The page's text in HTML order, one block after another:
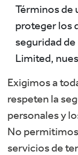
Términos de
proteger los
seguridad
Limited,
Exigimos a
respeten la
personales y
No
servicios de